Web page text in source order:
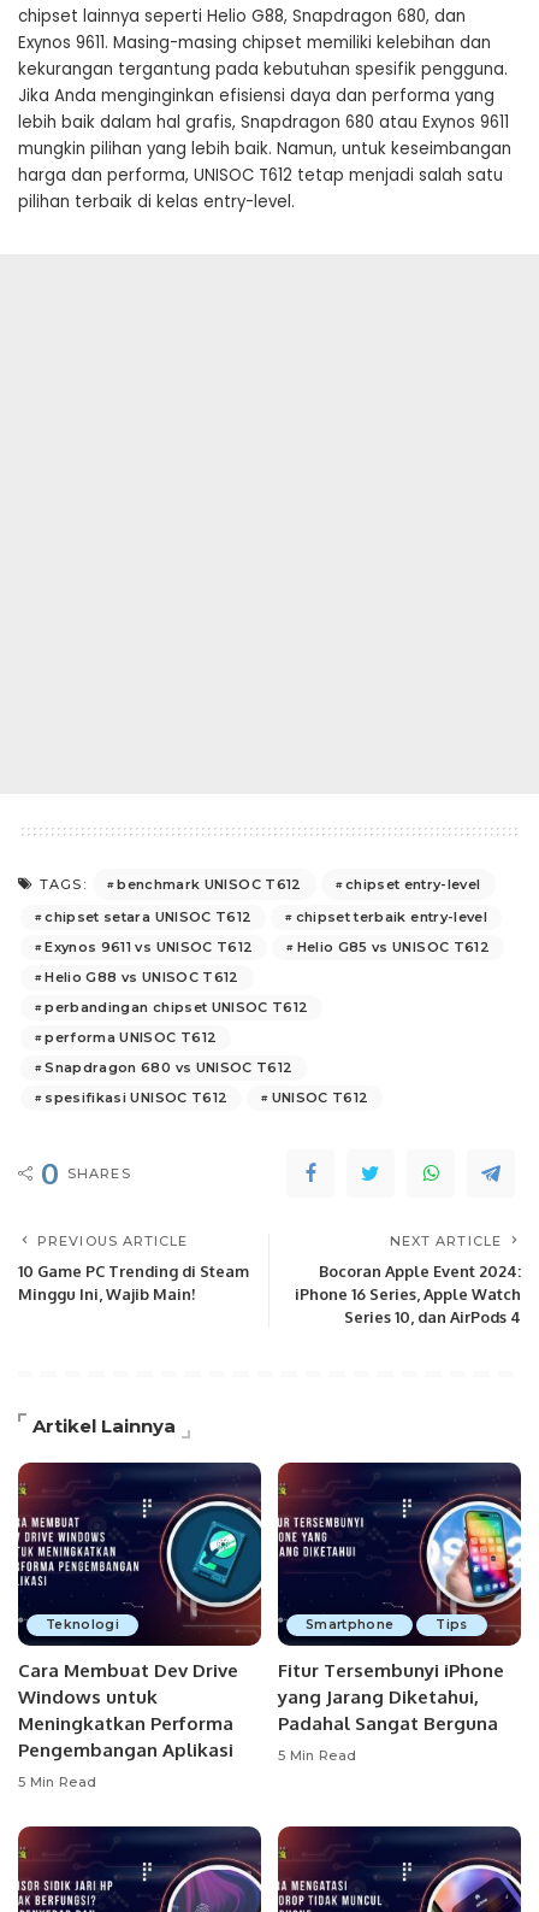
chipset lainnya seperti Helio G88, Snapdragon 680, dan
Exynos 9611. Masing-masing chipset memiliki kelebihan dan
kekurangan tergantung pada kebutuhan spesifik pengguna.
Jika Anda menginginkan efisiensi daya dan performa yang
lebih baik dalam hal grafis, Snapdragon 680 atau Exynos 9611
mungkin pilihan yang lebih baik. Namun, untuk keseimbangan
harga dan performa, UNISOC T612 tetap menjadi salah satu
pilihan terbaik di kelas entry-level.
TAGS: benchmark UNISOC T612
chipset entry-level
chipset setara UNISOC T612
chipset terbaik entry-level
Exynos 9611 vs UNISOC T612
Helio G85 vs UNISOC T612
Helio G88 vs UNISOC T612
perbandingan chipset UNISOC T612
performa UNISOC T612
Snapdragon 680 vs UNISOC T612
spesifikasi UNISOC T612
UNISOC T612
0 SHARES
PREVIOUS ARTICLE
10 Game PC Trending di Steam
Minggu Ini, Wajib Main!
NEXT ARTICLE
Bocoran Apple Event 2024:
iPhone 16 Series, Apple Watch
Series 10, dan AirPods 4
Artikel Lainnya
Teknologi
Cara Membuat Dev Drive
Windows untuk
Meningkatkan Performa
Pengembangan Aplikasi
5 Min Read
Smartphone Tips
Fitur Tersembunyi iPhone
yang Jarang Diketahui,
Padahal Sangat Berguna
5 Min Read